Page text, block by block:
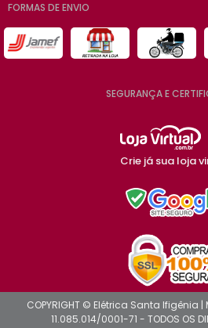
FORMAS DE ENVIO
SEGURANÇA E
Crie já sua loja
COPYRIGHT © Elétrica Santa Ifigênia
11.085.014/0001-71 - TODOS OS